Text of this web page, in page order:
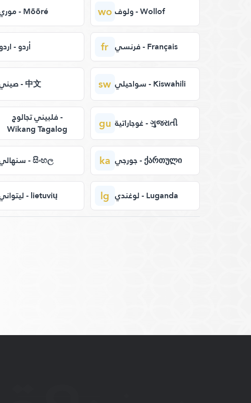
موري - Mõõré wo ولوف - Wollof
أردو - اردو fr فرنسي - Français
صيني - 中文 sw سواحيلي - Kiswahili
فلبيني تجالوج -
Wikang Tagalog
gu غوجاراتية - ગુજરાતી
سنهالي - සිංහල ka جورجي - ქართული
ليتواني - lietuvių lg لوغندي - Luganda